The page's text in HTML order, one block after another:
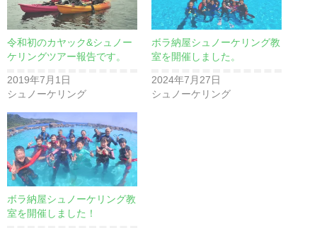
令和初のカヤック&シュノー
ケリングツアー報告です。
2019年7月1日
シュノーケリング
ボラ納屋シュノーケリング教
室を開催しました。
2024年7月27日
シュノーケリング
ボラ納屋シュノーケリング教
室を開催しました！